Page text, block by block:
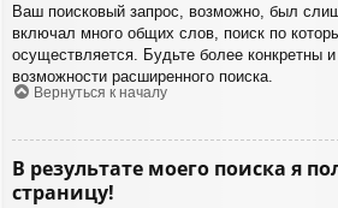
Ваш поисковый запрос, возможно, был
включал много общих слов, поиск по
осуществляется. Будьте более конкретны
возможности расширенного поиска.
Вернуться к началу
В результате моего поиска я
страницу!